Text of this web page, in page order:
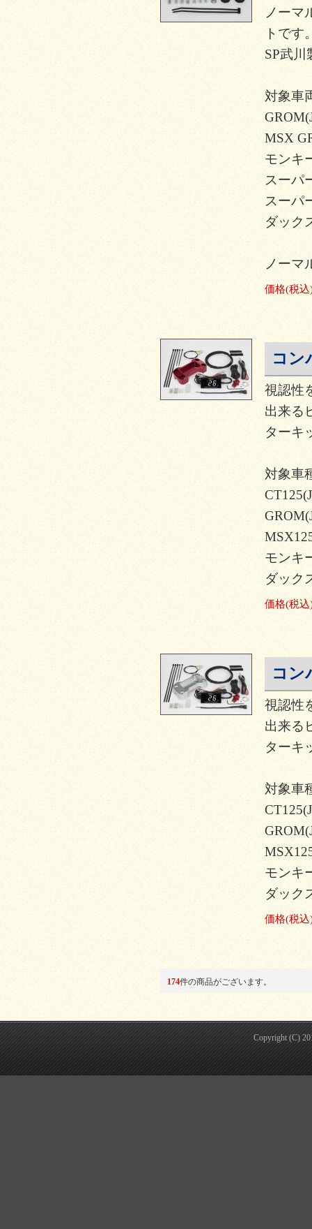
ノーマ
トです
SP武
対象車
MSX
モンキ
スーパ
スーパ
ダック
ノーマ
価格(税込
コン
視認性
出来る
ターキ
対象車
モンキ
ダック
価格(税込
コン
視認性
出来る
ターキ
対象車
モンキ
ダック
価格(税込
174件の商品がございます。
Copyright (C)